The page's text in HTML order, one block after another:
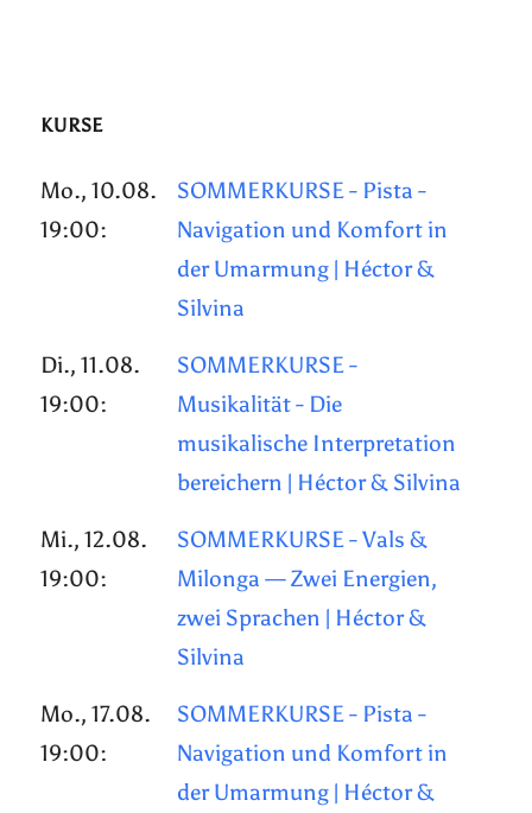
KURSE
Mo., 10.08.
19:00:
SOMMERKURSE - Pista -
Navigation und Komfort in
der Umarmung | Héctor &
Silvina
Di., 11.08.
19:00:
SOMMERKURSE -
Musikalität - Die
musikalische Interpretation
bereichern | Héctor & Silvina
Mi., 12.08.
19:00:
SOMMERKURSE - Vals &
Milonga — Zwei Energien,
zwei Sprachen | Héctor &
Silvina
Mo., 17.08.
19:00:
SOMMERKURSE - Pista -
Navigation und Komfort in
der Umarmung | Héctor &